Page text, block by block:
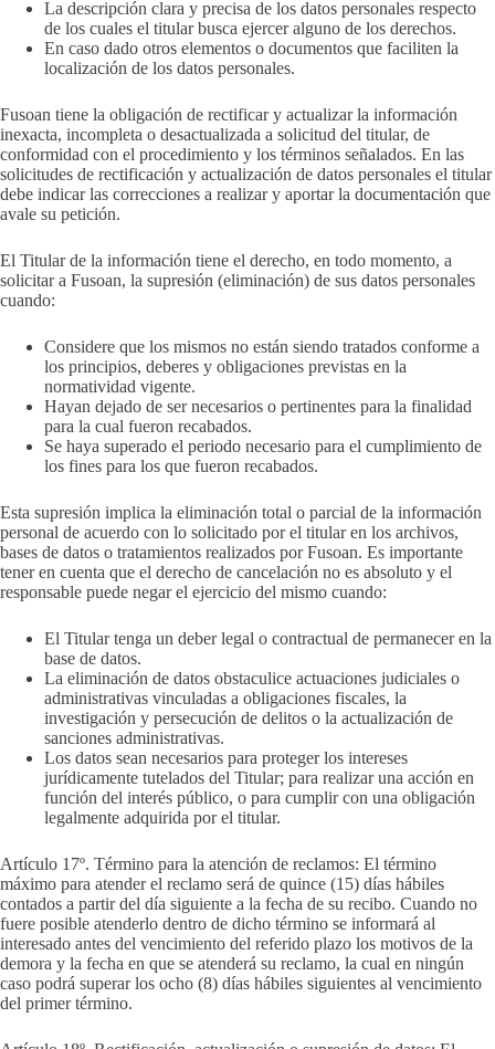
La descripción clara y precisa de los datos personales respecto
de los cuales el titular busca ejercer alguno de los derechos.
En caso dado otros elementos o documentos que faciliten la
localización de los datos personales.
Fusoan tiene la obligación de rectificar y actualizar la información
inexacta, incompleta o desactualizada a solicitud del titular, de
conformidad con el procedimiento y los términos señalados. En las
solicitudes de rectificación y actualización de datos personales el titular
debe indicar las correcciones a realizar y aportar la documentación que
avale su petición.
El Titular de la información tiene el derecho, en todo momento, a
solicitar a Fusoan, la supresión (eliminación) de sus datos personales
cuando:
Considere que los mismos no están siendo tratados conforme a
los principios, deberes y obligaciones previstas en la
normatividad vigente.
Hayan dejado de ser necesarios o pertinentes para la finalidad
para la cual fueron recabados.
Se haya superado el periodo necesario para el cumplimiento de
los fines para los que fueron recabados.
Esta supresión implica la eliminación total o parcial de la información
personal de acuerdo con lo solicitado por el titular en los archivos,
bases de datos o tratamientos realizados por Fusoan. Es importante
tener en cuenta que el derecho de cancelación no es absoluto y el
responsable puede negar el ejercicio del mismo cuando:
El Titular tenga un deber legal o contractual de permanecer en la
base de datos.
La eliminación de datos obstaculice actuaciones judiciales o
administrativas vinculadas a obligaciones fiscales, la
investigación y persecución de delitos o la actualización de
sanciones administrativas.
Los datos sean necesarios para proteger los intereses
jurídicamente tutelados del Titular; para realizar una acción en
función del interés público, o para cumplir con una obligación
legalmente adquirida por el titular.
Artículo 17º. Término para la atención de reclamos: El término
máximo para atender el reclamo será de quince (15) días hábiles
contados a partir del día siguiente a la fecha de su recibo. Cuando no
fuere posible atenderlo dentro de dicho término se informará al
interesado antes del vencimiento del referido plazo los motivos de la
demora y la fecha en que se atenderá su reclamo, la cual en ningún
caso podrá superar los ocho (8) días hábiles siguientes al vencimiento
del primer término.